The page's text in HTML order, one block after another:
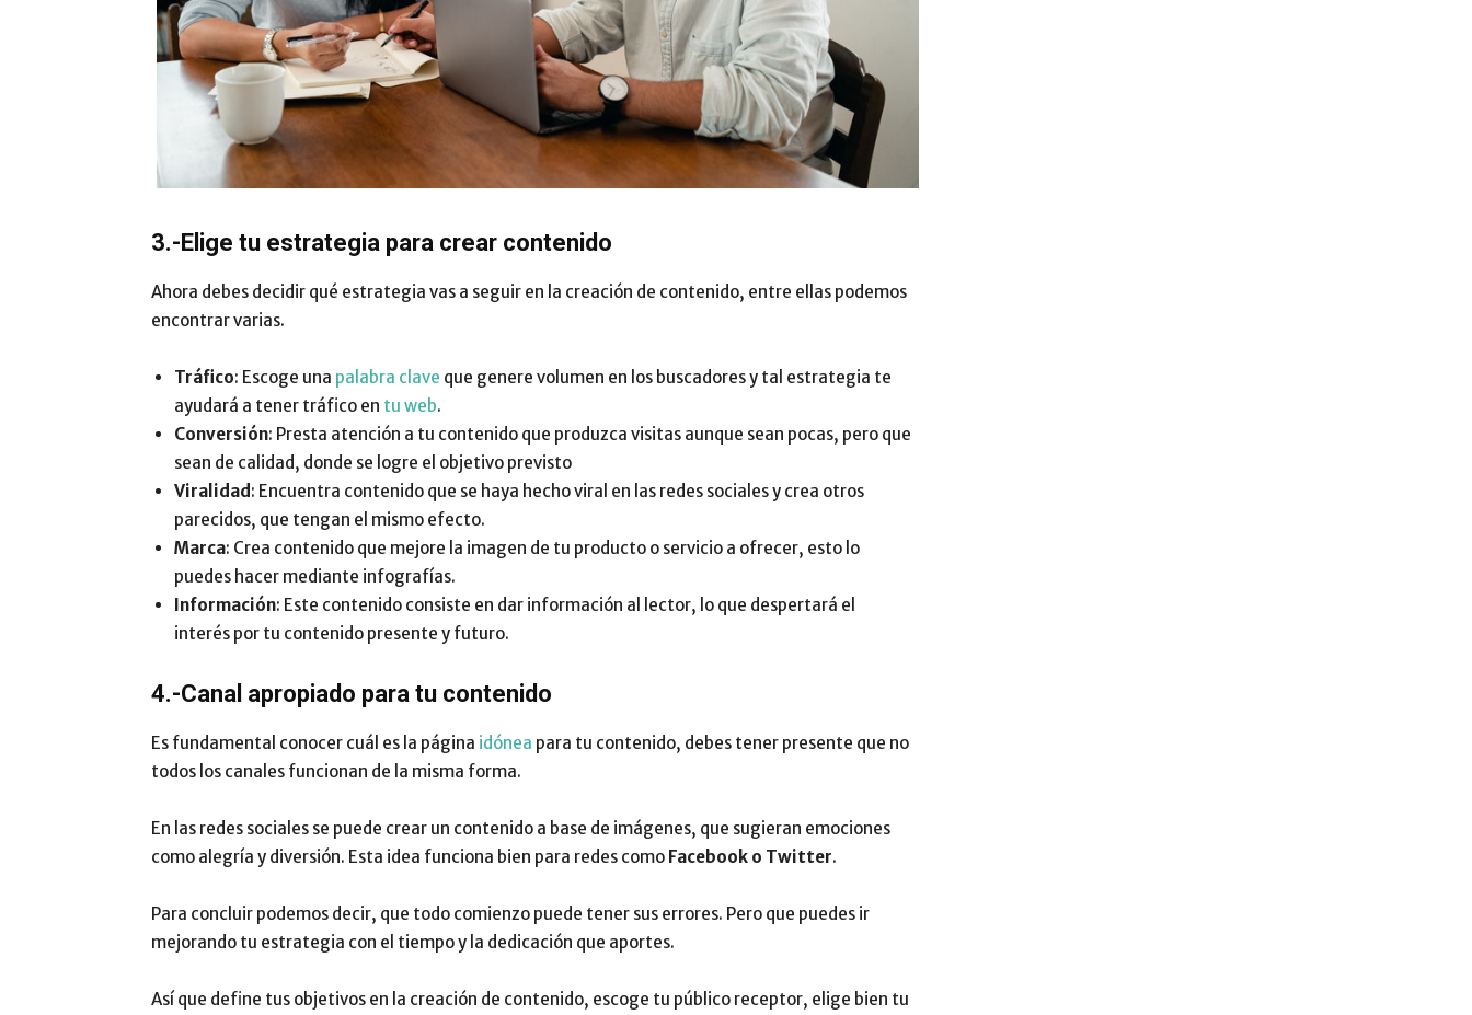
3.-Elige tu estrategia para crear contenido
Ahora debes decidir qué estrategia vas a seguir en la creación de contenido, entre ellas podemos
encontrar varias.
Tráfico: Escoge una palabra clave que genere volumen en los buscadores y tal estrategia te
ayudará a tener tráfico en tu web.
Conversión: Presta atención a tu contenido que produzca visitas aunque sean pocas, pero que
sean de calidad, donde se logre el objetivo previsto
Viralidad : Encuentra contenido que se haya hecho viral en las redes sociales y crea otros
parecidos, que tengan el mismo efecto.
Marca: Crea contenido que mejore la imagen de tu producto o servicio a ofrecer, esto lo
puedes hacer mediante infografías.
Información: Este contenido consiste en dar información al lector, lo que despertará el
interés por tu contenido presente y futuro.
4.-Canal apropiado para tu contenido
Es fundamental conocer cuál es la página idónea para tu contenido, debes tener presente que no
todos los canales funcionan de la misma forma.
En las redes sociales se puede crear un contenido a base de imágenes, que sugieran emociones
como alegría y diversión. Esta idea funciona bien para redes como Facebook o Twitter.
Para concluir podemos decir, que todo comienzo puede tener sus errores. Pero que puedes ir
mejorando tu estrategia con el tiempo y la dedicación que aportes.
Así que define tus objetivos en la creación de contenido, escoge tu público receptor, elige bien tu